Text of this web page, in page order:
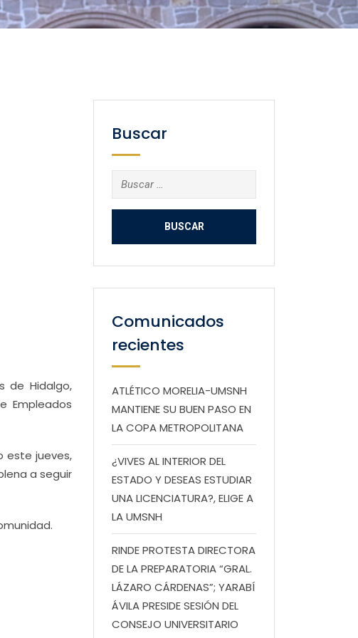
de Hidalgo,
Empleados
este jueves,
a seguir
Buscar
Buscar:
Comunicados
recientes
ATLÉTICO MORELIA-UMSNH
MANTIENE SU BUEN PASO EN
LA COPA METROPOLITANA
¿VIVES AL INTERIOR DEL
ESTADO Y DESEAS ESTUDIAR
UNA LICENCIATURA?, ELIGE A
LA UMSNH
RINDE PROTESTA DIRECTORA
DE LA PREPARATORIA “GRAL.
LÁZARO CÁRDENAS”; YARABÍ
ÁVILA PRESIDE SESIÓN DEL
CONSEJO UNIVERSITARIO